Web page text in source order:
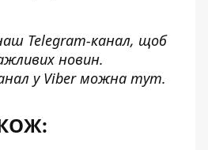
Telegram-канал, щоб
новин.
у Viber можна тут.